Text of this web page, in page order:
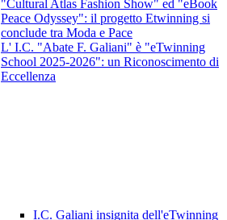
"Cultural Atlas Fashion Show" ed "eBook
Peace Odyssey": il progetto Etwinning si
conclude tra Moda e Pace
L' I.C. "Abate F. Galiani" è "eTwinning
School 2025-2026": un Riconoscimento di
Eccellenza
I.C. Galiani insignita dell'eTwinning